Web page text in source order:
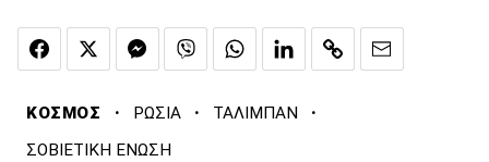
ΚΟΣΜΟΣ · ΡΩΣΙΑ · ΤΑΛΙΜΠΑΝ ·
ΣΟΒΙΕΤΙΚΗ ΕΝΩΣΗ